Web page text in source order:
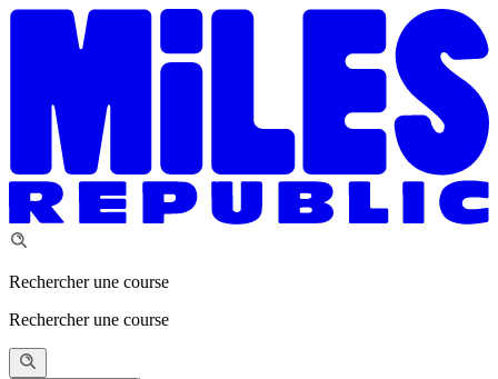
Rechercher une course
Rechercher une course